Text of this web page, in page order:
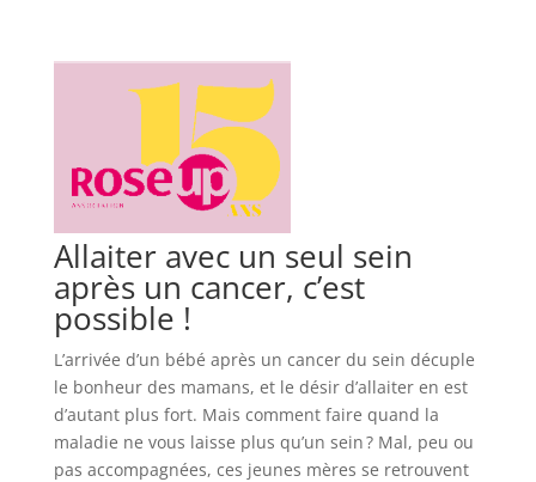
Allaiter avec un seul sein
après un cancer, c’est
possible !
L’arrivée d’un bébé après un cancer du sein décuple
le bonheur des mamans, et le désir d’allaiter en est
d’autant plus fort. Mais comment faire quand la
maladie ne vous laisse plus qu’un sein ? Mal, peu ou
pas accompagnées, ces jeunes mères se retrouvent